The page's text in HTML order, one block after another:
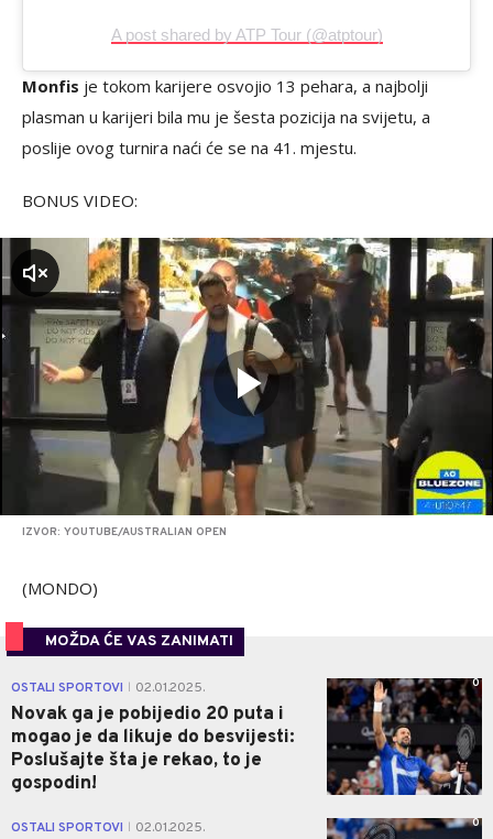
A post shared by ATP Tour (@atptour)
Monfis je tokom karijere osvojio 13 pehara, a najbolji
plasman u karijeri bila mu je šesta pozicija na svijetu, a
poslije ovog turnira naći će se na 41. mjestu.
BONUS VIDEO:
IZVOR: YOUTUBE/AUSTRALIAN OPEN
(MONDO)
MOŽDA ĆE VAS ZANIMATI
OSTALI SPORTOVI 02.01.2025.
Novak ga je pobijedio 20 puta i
mogao je da likuje do besvijesti:
Poslušajte šta je rekao, to je
gospodin!
0
OSTALI SPORTOVI 02.01.2025. 0